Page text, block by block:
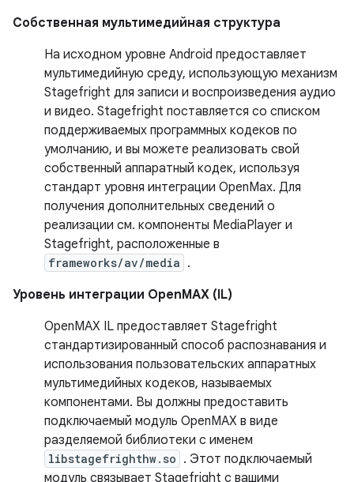
Собственная мультимедийная структура
На исходном уровне Android предоставляет
мультимедийную среду, использующую механизм
Stagefright для записи и воспроизведения аудио
и видео. Stagefright поставляется со списком
поддерживаемых программных кодеков по
умолчанию, и вы можете реализовать свой
собственный аппаратный кодек, используя
стандарт уровня интеграции OpenMax. Для
получения дополнительных сведений о
реализации см. компоненты MediaPlayer и
Stagefright, расположенные в
frameworks/av/media .
Уровень интеграции OpenMAX (IL)
OpenMAX IL предоставляет Stagefright
стандартизированный способ распознавания и
использования пользовательских аппаратных
мультимедийных кодеков, называемых
компонентами. Вы должны предоставить
подключаемый модуль OpenMAX в виде
разделяемой библиотеки с именем
libstagefrighthw.so . Этот подключаемый
модуль связывает Stagefright с вашими